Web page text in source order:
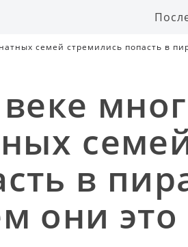
семей стремились попасть в
веке
в
они